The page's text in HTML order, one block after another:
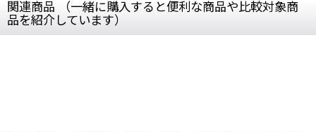
関連商品 （一緒に購入すると便利な商品や比較対象商
品を紹介しています）